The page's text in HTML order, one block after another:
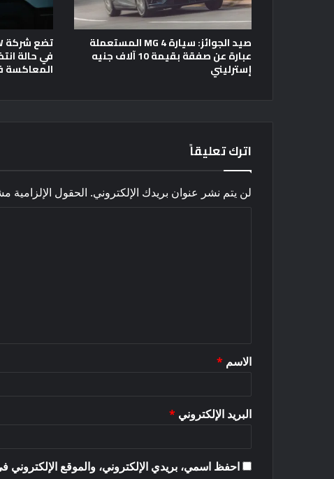
صيد الجوائز: سيارة MG 4 المستعملة
عبارة عن صفقة بقيمة 10 آلاف جنيه
إسترليني
في حالة
المعاكسة
اترك تعليقاً
لن يتم نشر عنوان بريدك الإلكتروني. الحقول الإلزامية
*
الاسم *
البريد الإلكتروني *
احفظ اسمي، بريدي الإلكتروني، والموقع الإلكتروني